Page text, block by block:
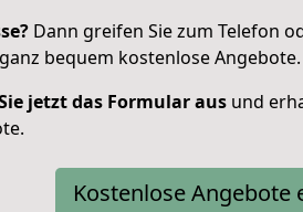
Dann greifen Sie zum Telefon
bequem kostenlose Angebote.
jetzt das Formular aus und
Kostenlose Angebote